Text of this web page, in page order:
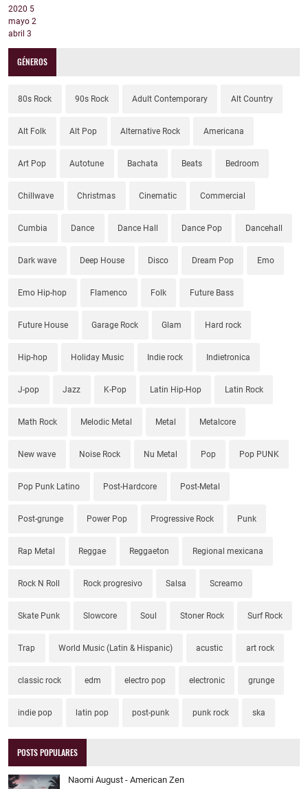
2020 5
mayo 2
abril 3
GÉNEROS
80s Rock 90s Rock Adult Contemporary Alt Country
Alt Folk Alt Pop Alternative Rock Americana
Art Pop Autotune Bachata Beats Bedroom
Chillwave Christmas Cinematic Commercial
Cumbia Dance Dance Hall Dance Pop Dancehall
Dark wave Deep House Disco Dream Pop Emo
Emo Hip-hop Flamenco Folk Future Bass
Future House Garage Rock Glam Hard rock
Hip-hop Holiday Music Indie rock Indietronica
J-pop Jazz K-Pop Latin Hip-Hop Latin Rock
Math Rock Melodic Metal Metal Metalcore
New wave Noise Rock Nu Metal Pop Pop PUNK
Pop Punk Latino Post-Hardcore Post-Metal
Post-grunge Power Pop Progressive Rock Punk
Rap Metal Reggae Reggaeton Regional mexicana
Rock N Roll Rock progresivo Salsa Screamo
Skate Punk Slowcore Soul Stoner Rock Surf Rock
Trap World Music (Latin & Hispanic) acustic art rock
classic rock edm electro pop electronic grunge
indie pop latin pop post-punk punk rock ska
POSTS POPULARES
Naomi August - American Zen